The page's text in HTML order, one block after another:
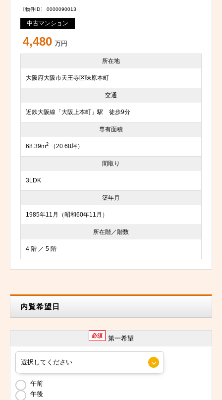
〔物件ID〕 0000090013
中古マンション
4,480 万円
所在地
大阪府大阪市天王寺区味原本町
交通
近鉄大阪線「大阪上本町」駅 徒歩9分
専有面積
68.39m2 （20.68坪）
間取り
3LDK
築年月
1985年11月（昭和60年11月）
所在階／階数
4 階 ／ 5 階
内覧希望日
必須 第一希望
午前
午後